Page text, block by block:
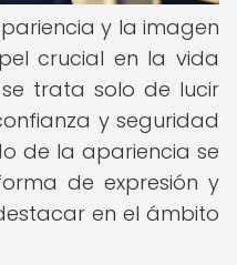
y la imagen
crucial en la vida
trata solo de lucir
y seguridad
de la apariencia se
de expresión y
en el ámbito